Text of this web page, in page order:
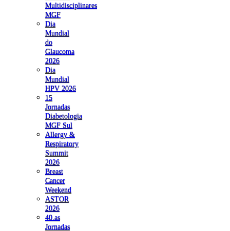
Multidisciplinares
MGF
Dia
Mundial
do
Glaucoma
2026
Dia
Mundial
HPV 2026
15
Jornadas
Diabetologia
MGF Sul
Allergy &
Respiratory
Summit
2026
Breast
Cancer
Weekend
ASTOR
2026
40.as
Jornadas